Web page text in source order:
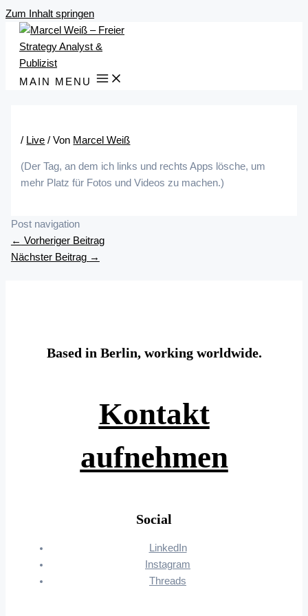
Zum Inhalt springen
MAIN MENU
/ Live / Von Marcel Weiß
(Der Tag, an dem ich links und rechts Apps lösche, um
mehr Platz für Fotos und Videos zu machen.)
Post navigation
← Vorheriger Beitrag
Nächster Beitrag →
Based in Berlin, working worldwide.
Kontakt
aufnehmen
Social
LinkedIn
Instagram
Threads